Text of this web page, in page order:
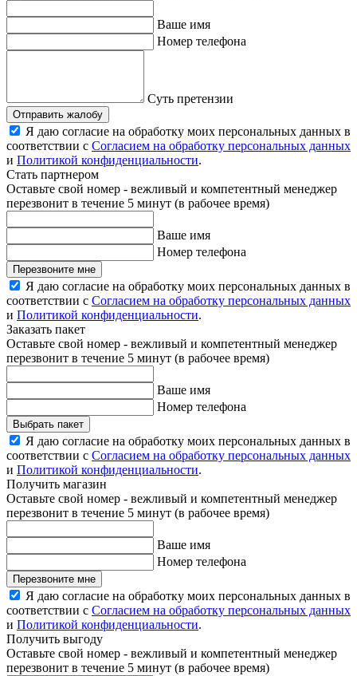
Ваше имя
Номер телефона
Суть претензии
Отправить жалобу
Я даю согласие на обработку моих персональных данных в
соответствии с Согласием на обработку персональных данных
и Политикой конфиденциальности.
Стать партнером
Оставьте свой номер - вежливый и компетентный менеджер
перезвонит в течение 5 минут (в рабочее время)
Ваше имя
Номер телефона
Перезвоните мне
Я даю согласие на обработку моих персональных данных в
соответствии с Согласием на обработку персональных данных
и Политикой конфиденциальности.
Заказать пакет
Оставьте свой номер - вежливый и компетентный менеджер
перезвонит в течение 5 минут (в рабочее время)
Ваше имя
Номер телефона
Выбрать пакет
Я даю согласие на обработку моих персональных данных в
соответствии с Согласием на обработку персональных данных
и Политикой конфиденциальности.
Получить магазин
Оставьте свой номер - вежливый и компетентный менеджер
перезвонит в течение 5 минут (в рабочее время)
Ваше имя
Номер телефона
Перезвоните мне
Я даю согласие на обработку моих персональных данных в
соответствии с Согласием на обработку персональных данных
и Политикой конфиденциальности.
Получить выгоду
Оставьте свой номер - вежливый и компетентный менеджер
перезвонит в течение 5 минут (в рабочее время)